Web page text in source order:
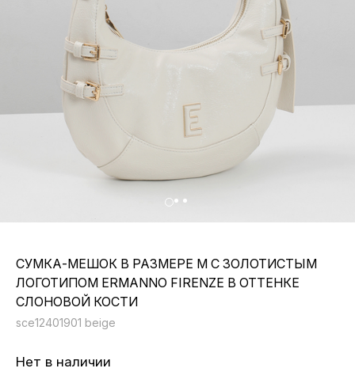
СУМКА-МЕШОК В РАЗМЕРЕ М С ЗОЛОТИСТЫМ
ЛОГОТИПОМ ERMANNO FIRENZE В ОТТЕНКЕ
СЛОНОВОЙ КОСТИ
sce12401901 beige
Нет в наличии